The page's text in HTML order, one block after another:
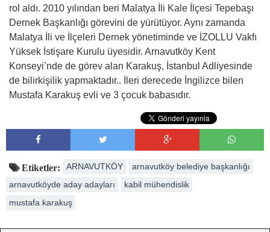
rol aldı. 2010 yılından beri Malatya İli Kale İlçesi Tepebaşı
Dernek Başkanlığı görevini de yürütüyor. Aynı zamanda
Malatya İli ve İlçeleri Dernek yönetiminde ve İZOLLU Vakfı
Yüksek İstişare Kurulu üyesidir. Arnavutköy Kent
Konseyi’nde de görev alan Karakuş, İstanbul Adliyesinde
de bilirkişilik yapmaktadır.. İleri derecede İngilizce bilen
Mustafa Karakuş evli ve 3 çocuk babasıdır.
Etiketler: ARNAVUTKÖY
arnavutköy belediye başkanlığı
arnavutköyde aday adayları
kabil mühendislik
mustafa karakuş